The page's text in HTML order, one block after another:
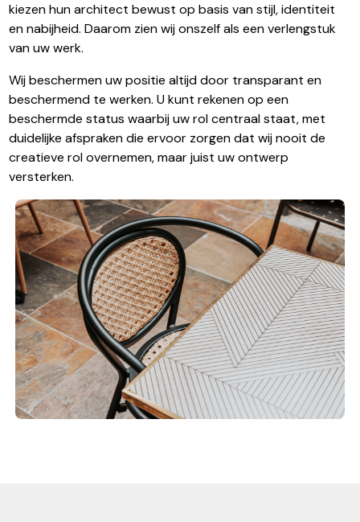
kiezen hun architect bewust op basis van stijl, identiteit
en nabijheid. Daarom zien wij onszelf als een verlengstuk
van uw werk.
Wij beschermen uw positie altijd door transparant en
beschermend te werken. U kunt rekenen op een
beschermde status waarbij uw rol centraal staat, met
duidelijke afspraken die ervoor zorgen dat wij nooit de
creatieve rol overnemen, maar juist uw ontwerp
versterken.